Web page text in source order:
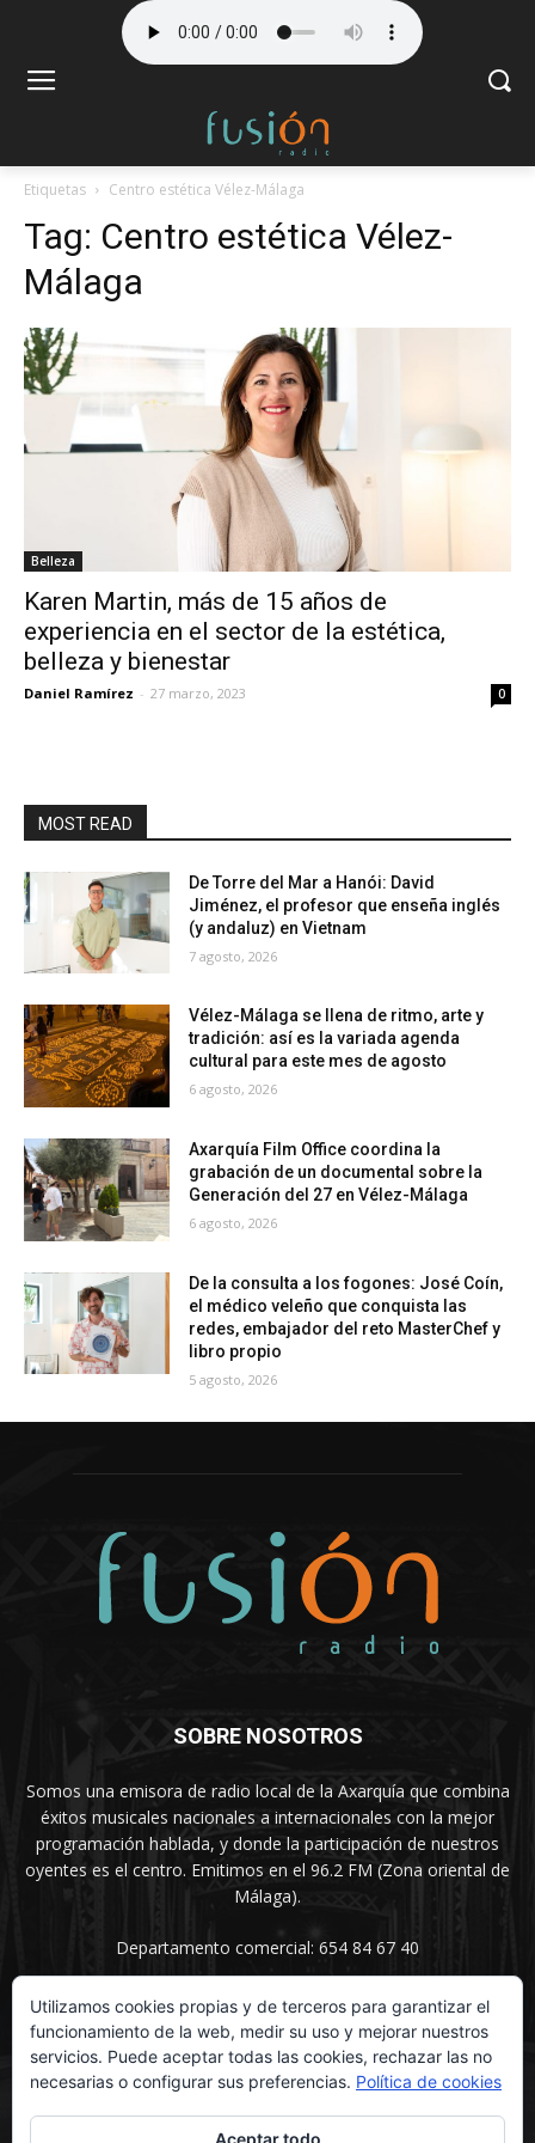
Etiquetas Centro estética Vélez-Málaga
Tag: Centro estética Vélez-
Málaga
Belleza
Karen Martin, más de 15 años de
experiencia en el sector de la estética,
belleza y bienestar
Daniel Ramírez - 27 marzo, 2023 0
MOST READ
De Torre del Mar a Hanói: David
Jiménez, el profesor que enseña inglés
(y andaluz) en Vietnam
7 agosto, 2026
Vélez-Málaga se llena de ritmo, arte y
tradición: así es la variada agenda
cultural para este mes de agosto
6 agosto, 2026
Axarquía Film Office coordina la
grabación de un documental sobre la
Generación del 27 en Vélez-Málaga
6 agosto, 2026
De la consulta a los fogones: José Coín,
el médico veleño que conquista las
redes, embajador del reto MasterChef y
libro propio
5 agosto, 2026
SOBRE NOSOTROS
Somos una emisora de radio local de la Axarquía que combina
éxitos musicales nacionales a internacionales con la mejor
programación hablada, y donde la participación de nuestros
oyentes es el centro. Emitimos en el 96.2 FM (Zona oriental de
Málaga).
Departamento comercial: 654 84 67 40
SÍGUENOS
Utilizamos cookies propias y de terceros para garantizar el
funcionamiento de la web, medir su uso y mejorar nuestros
servicios. Puede aceptar todas las cookies, rechazar las no
necesarias o configurar sus preferencias. Política de cookies
Aceptar todo